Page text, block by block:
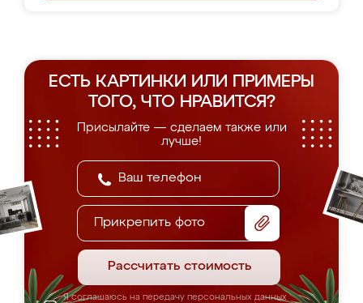
ЕСТЬ КАРТИНКИ ИЛИ ПРИМЕРЫ
ТОГО, ЧТО НРАВИТСЯ?
Присылайте — сделаем также или
лучше!
Прикрепить фото
Рассчитать стоимость
Я соглашаюсь на передачу персональных данных